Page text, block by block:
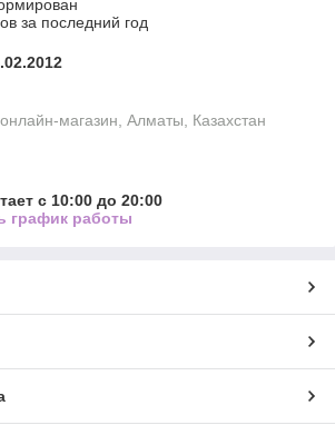
за последний год
магазин, Алматы, Казахстан
с 10:00 до 20:00
график работы